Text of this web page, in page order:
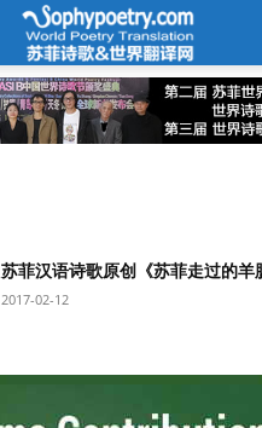
苏菲汉语诗歌原创《苏菲走过的羊
2017-02-12